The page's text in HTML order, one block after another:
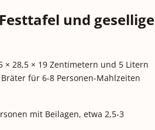
und gesellige
× 28,5 × 19 Zentimetern und 5 Litern
für 6-8 Personen-Mahlzeiten
mit Beilagen, etwa 2,5-3